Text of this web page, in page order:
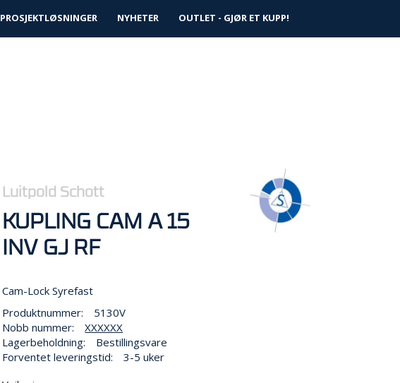
Logg inn Infosenter Favoritter
PROSJEKTLØSNINGER NYHETER OUTLET - GJØR ET KUPP!
Luitpold Schott
KUPLING CAM A 15
INV GJ RF
Cam-Lock Syrefast
Produktnummer:
5130V
Nobb nummer:
XXXXXX
Lagerbeholdning:
Bestillingsvare
Forventet leveringstid:
3-5 uker